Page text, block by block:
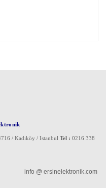
/ Kadıköy / Istanbul Tel : 0216 338
02 info @ ersinelektronik.com